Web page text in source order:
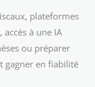
plateformes
à une IA
ou préparer
gagner en fiabilité